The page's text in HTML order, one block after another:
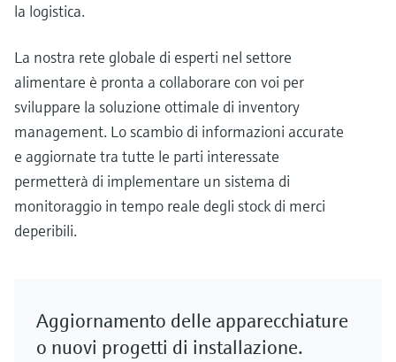
la logistica.
La nostra rete globale di esperti nel settore
alimentare è pronta a collaborare con voi per
sviluppare la soluzione ottimale di inventory
management. Lo scambio di informazioni accurate
e aggiornate tra tutte le parti interessate
permetterà di implementare un sistema di
monitoraggio in tempo reale degli stock di merci
deperibili.
Aggiornamento delle apparecchiature
o nuovi progetti di installazione.